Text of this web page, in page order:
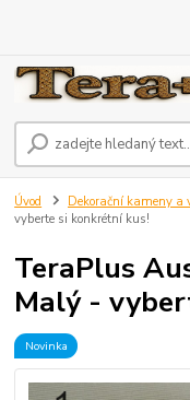
Úvod Dekorační kameny a
vyberte si konkrétní kus!
TeraPlus
Malý -
Novinka